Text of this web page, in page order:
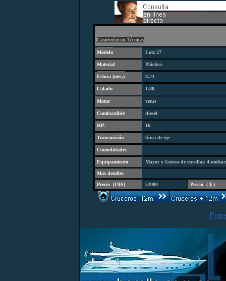
Características Técnicas
Modelo Lotz 27
Material Plástico
Eslora (mts.) 8.23
Calado 1.80
Motor vetus
Combustible diesel
HP. 16
Transmisión linea de eje
Comodidades
Equipamiento Mayor y Genoa de enrollar. 4
Mas detalles
Precio (U$S) 52000 Precio ( $ )